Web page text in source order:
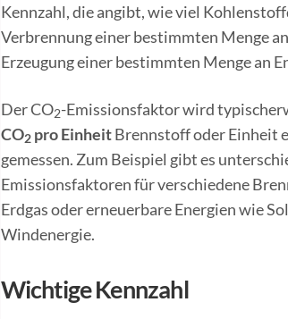
Kennzahl, die angibt, wie viel
Verbrennung einer bestimmten Menge
Erzeugung einer bestimmten Menge an
Der CO2-Emissionsfaktor wird
CO2pro EinheitBrennstoff oder Einheit
gemessen. Zum Beispiel gibt es
Emissionsfaktoren für verschiedene
Erdgas oder erneuerbare Energien wie
Windenergie.
Wichtige Kennzahl